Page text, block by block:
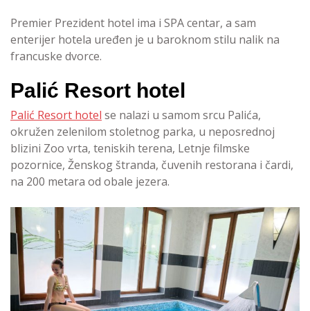
Premier Prezident hotel ima i SPA centar, a sam
enterijer hotela uređen je u baroknom stilu nalik na
francuske dvorce.
Palić Resort hotel
Palić Resort hotel se nalazi u samom srcu Palića,
okružen zelenilom stoletnog parka, u neposrednoj
blizini Zoo vrta, teniskih terena, Letnje filmske
pozornice, Ženskog štranda, čuvenih restorana i čardi,
na 200 metara od obale jezera.